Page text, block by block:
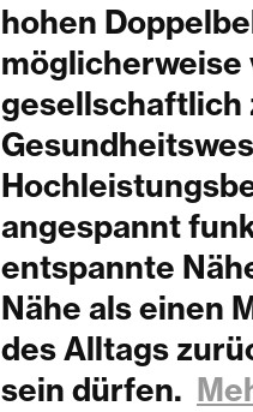
hohen
möglicherweise
gesellschaftlich
angespannt
entspannte
Nähe als einen
des Alltags
sein dürfen.